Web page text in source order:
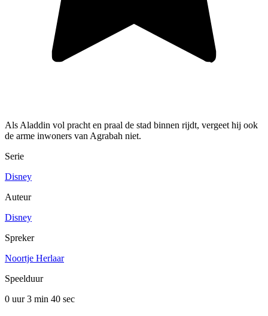
Als Aladdin vol pracht en praal de stad binnen rijdt, vergeet hij ook
de arme inwoners van Agrabah niet.
Serie
Disney
Auteur
Disney
Spreker
Noortje Herlaar
Speelduur
0 uur 3 min 40 sec